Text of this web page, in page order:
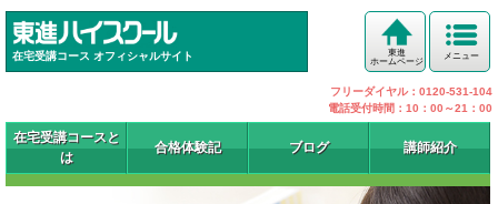
在宅受講コース オフィシャルサイト メニュー
東進
ホームページ
フリーダイヤル：0120-531-104
電話受付時間：10：00～21：00
在宅受講コースと
は
合格体験記 ブログ 講師紹介